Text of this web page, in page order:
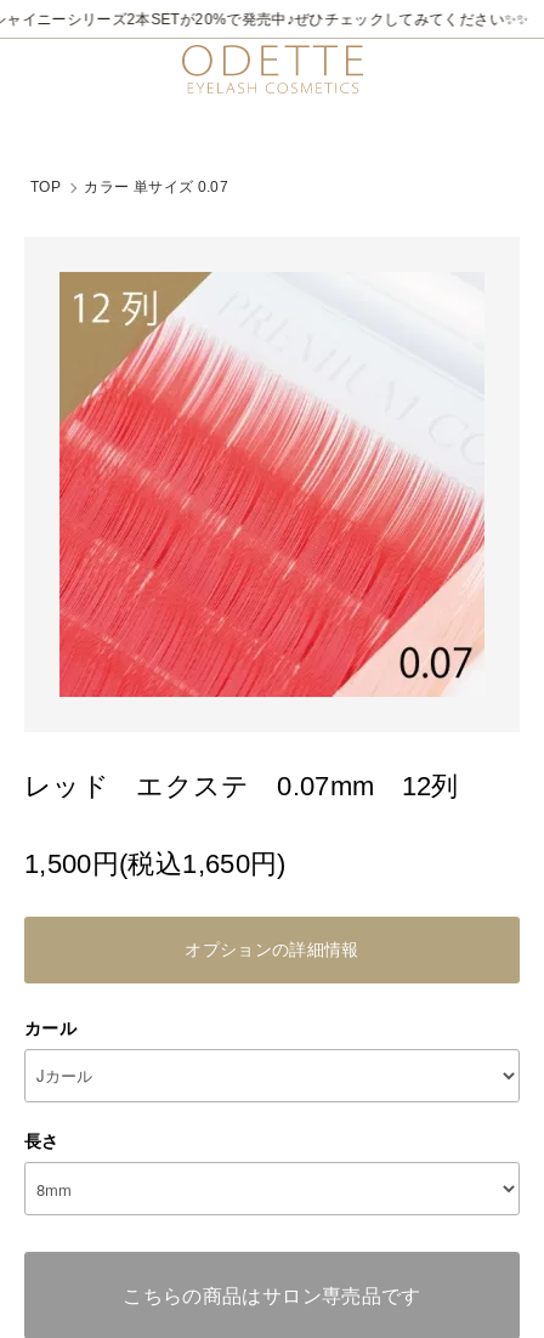
イニーシリーズ2本SETが20%で発売中♪ぜひチェックしてみてください✨✨
TOP カラー 単サイズ 0.07
レッド エクステ 0.07mm 12列
1,500円(税込1,650円)
オプションの詳細情報
カール
長さ
こちらの商品はサロン専売品です